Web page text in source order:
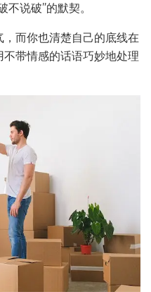
说破”的默契。
而你也清楚自己的底线在
带情感的话语巧妙地处理